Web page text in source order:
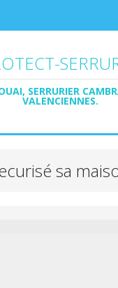
SERRURIER
VALENCIENNES.
sa